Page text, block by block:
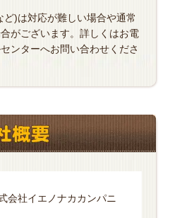
)は対応が難しい場合や通常
がございます。詳しくはお電
ンターへお問い合わせくださ
会社イエノナカカンパニ